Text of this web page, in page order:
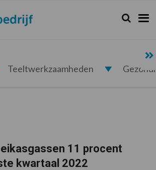
Zoeken...
Zoek
Teeltwerkzaamheden
11 procent
kwartaal 2022